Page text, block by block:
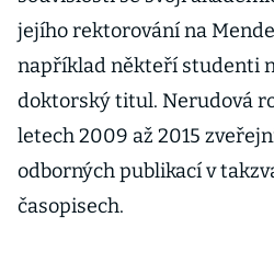
jejího rektorování na
například někteří studenti
doktorský titul. Nerudová
letech 2009 až 2015
odborných publikací v
časopisech.